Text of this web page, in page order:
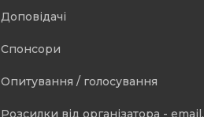
Доповідачі
Спонсори
Опитування / голосування
Розсилки від організатора - email,